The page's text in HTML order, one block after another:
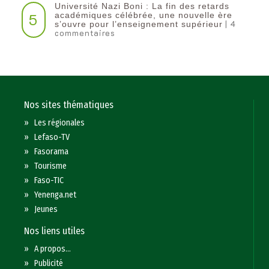
5
Université Nazi Boni : La fin des retards
académiques célébrée, une nouvelle ère
s’ouvre pour l’enseignement supérieur | 4
commentaires
Nos sites thématiques
»Les régionales
»Lefaso-TV
»Fasorama
»Tourisme
»Faso-TIC
»Yenenga.net
» Jeunes
Nos liens utiles
»A propos...
»Publicité